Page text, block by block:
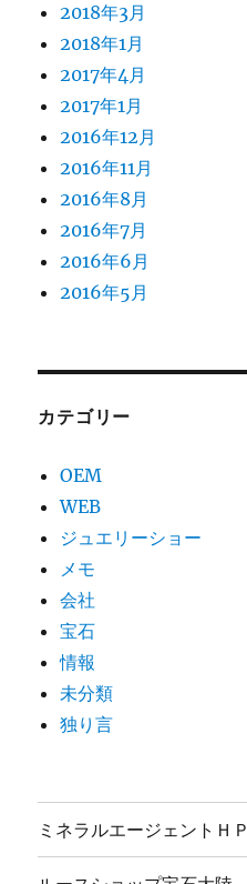
2018年3月
2018年1月
2017年4月
2017年1月
2016年12月
2016年11月
2016年8月
2016年7月
2016年6月
2016年5月
カテゴリー
OEM
WEB
ジュエリーショー
メモ
会社
宝石
情報
未分類
独り言
ミネラルエージェントＨＰ